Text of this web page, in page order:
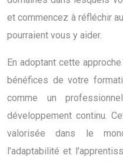
et commencez à réfléchir
pourraient vous y aider.
En adoptant cette
bénéfices de votre
comme un
développement continu.
valorisée dans le
l’adaptabilité et